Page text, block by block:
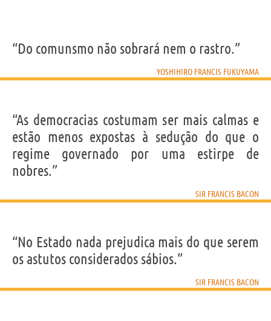
“Do comunsmo não sobrará nem o rastro.”
YOSHIHIRO FRANCIS FUKUYAMA
“As democracias costumam ser mais calmas e
estão menos expostas à sedução do que o
regime governado por uma estirpe de
nobres.”
SIR FRANCIS BACON
“No Estado nada prejudica mais do que serem
os astutos considerados sábios.”
SIR FRANCIS BACON